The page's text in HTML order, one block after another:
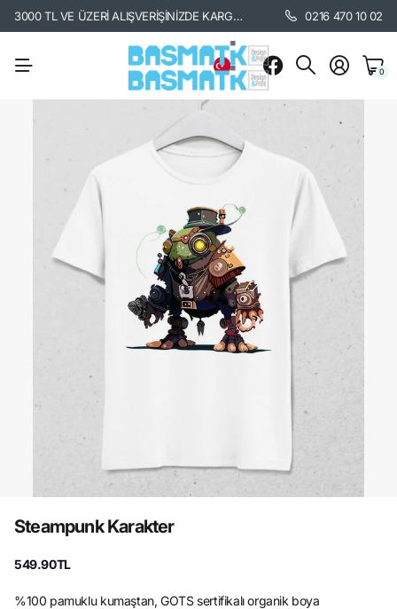
3000 TL VE ÜZERİ ALIŞVERİŞİNİZDE KARGO BEDAVA. / KARGO BİLGİSİ
0216 470 10 02
0
Steampunk Karakter
549.90TL
%100 pamuklu kumaştan, GOTS sertifikalı organik boya